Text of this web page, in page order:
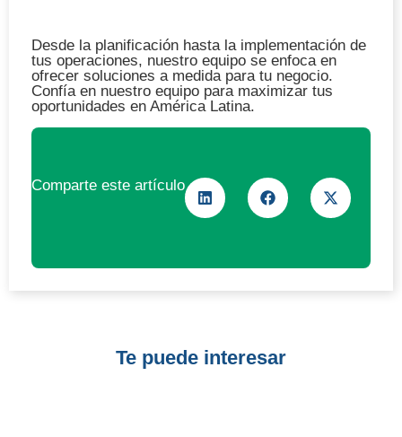
Desde la planificación hasta la implementación de
tus operaciones, nuestro equipo se enfoca en
ofrecer soluciones a medida para tu negocio.
Confía en nuestro equipo para maximizar tus
oportunidades en América Latina.
Comparte este artículo
Te puede interesar